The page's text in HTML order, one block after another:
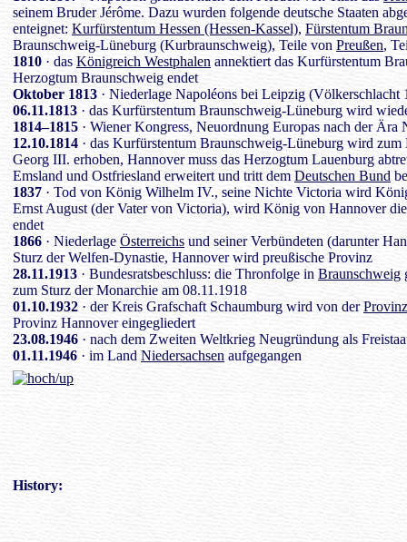
seinem Bruder Jérôme. Dazu wurden folgende deutsche Staaten
enteignet: Kurfürstentum Hessen (Hessen-Kassel), Fürstentum
Braunschweig-Lüneburg (Kurbraunschweig), Teile von Preußen,
1810 · dasKönigreich Westphalen annektiert das Kurfürstentum
Herzogtum Braunschweig endet
Oktober 1813· Niederlage Napoléons bei Leipzig (Völkerschlacht
06.11.1813 · das Kurfürstentum Braunschweig-Lüneburg wird
1814–1815 · Wiener Kongress, Neuordnung Europas nach der Ära
12.10.1814 · das Kurfürstentum Braunschweig-Lüneburg wird
Georg III. erhoben, Hannover muss das Herzogtum Lauenburg
Emsland und Ostfriesland erweitert und tritt dem Deutschen Bund
1837 · Tod von König Wilhelm IV., seine Nichte Victoria wird
Ernst August (der Vater von Victoria), wird König von Hannover
endet
1866 · Niederlage Österreichs und seiner Verbündeten (darunter
Sturz der Welfen-Dynastie, Hannover wird preußische Provinz
28.11.1913 · Bundesratsbeschluss: die Thronfolge in Braunschweig
zum Sturz der Monarchie am 08.11.1918
01.10.1932 · der Kreis Grafschaft Schaumburg wird von der
Provinz Hannover eingegliedert
23.08.1946 · nach dem Zweiten Weltkrieg Neugründung als
01.11.1946 · im Land Niedersachsen aufgegangen
History: